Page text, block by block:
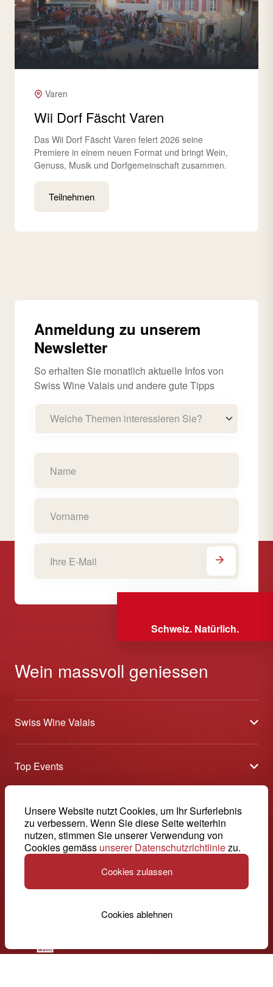
Varen
Wii Dorf Fäscht Varen
Das Wii Dorf Fäscht Varen feiert 2026 seine
Premiere in einem neuen Format und bringt Wein,
Genuss, Musik und Dorfgemeinschaft zusammen.
Teilnehmen
Unsere Website nutzt Cookies, um Ihr Surferlebnis
zu verbessern. Wenn Sie diese Seite weiterhin
nutzen, stimmen Sie unserer Verwendung von
Cookies gemäss unserer Datenschutzrichtliniezu.
Cookies zulassen
Cookies ablehnen
Anmeldung zu unserem
Newsletter
So erhalten Sie monatlich aktuelle Infos von
Swiss Wine Valais und andere gute Tipps
Welche Themen interessieren Sie?
Schweiz. Natürlich.
Wein massvoll geniessen
Swiss Wine Valais
Über uns
Allgemeine Geschäftsbedingungen
Medien
Kontakt
Top Events
Offene Weinkeller
Tavolata
Sélection (Ergebnisse)
Swiss Wine Valais - Avenue de la Gare 2 - CP 144 - 1964
Conthey - Suisse
info@swisswinevalais.ch
© 2026, Swiss Wine Valais
Deutsch (Schweiz)